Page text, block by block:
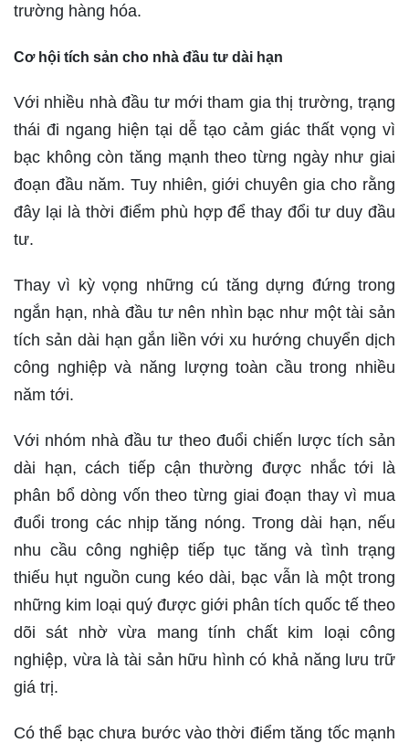
trường hàng hóa.
Cơ hội tích sản cho nhà đầu tư dài hạn
Với nhiều nhà đầu tư mới tham gia thị trường, trạng
thái đi ngang hiện tại dễ tạo cảm giác thất vọng vì
bạc không còn tăng mạnh theo từng ngày như giai
đoạn đầu năm. Tuy nhiên, giới chuyên gia cho rằng
đây lại là thời điểm phù hợp để thay đổi tư duy đầu
tư.
Thay vì kỳ vọng những cú tăng dựng đứng trong
ngắn hạn, nhà đầu tư nên nhìn bạc như một tài sản
tích sản dài hạn gắn liền với xu hướng chuyển dịch
công nghiệp và năng lượng toàn cầu trong nhiều
năm tới.
Với nhóm nhà đầu tư theo đuổi chiến lược tích sản
dài hạn, cách tiếp cận thường được nhắc tới là
phân bổ dòng vốn theo từng giai đoạn thay vì mua
đuổi trong các nhịp tăng nóng. Trong dài hạn, nếu
nhu cầu công nghiệp tiếp tục tăng và tình trạng
thiếu hụt nguồn cung kéo dài, bạc vẫn là một trong
những kim loại quý được giới phân tích quốc tế theo
dõi sát nhờ vừa mang tính chất kim loại công
nghiệp, vừa là tài sản hữu hình có khả năng lưu trữ
giá trị.
Có thể bạc chưa bước vào thời điểm tăng tốc mạnh